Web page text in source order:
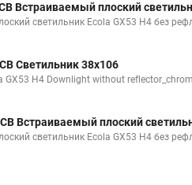
Встраиваемый плоский
светильник Ecola GX53 H4 без
Светильник 38x106
GX53 H4 Downlight without
Встраиваемый плоский
светильник Ecola GX53 H4 без